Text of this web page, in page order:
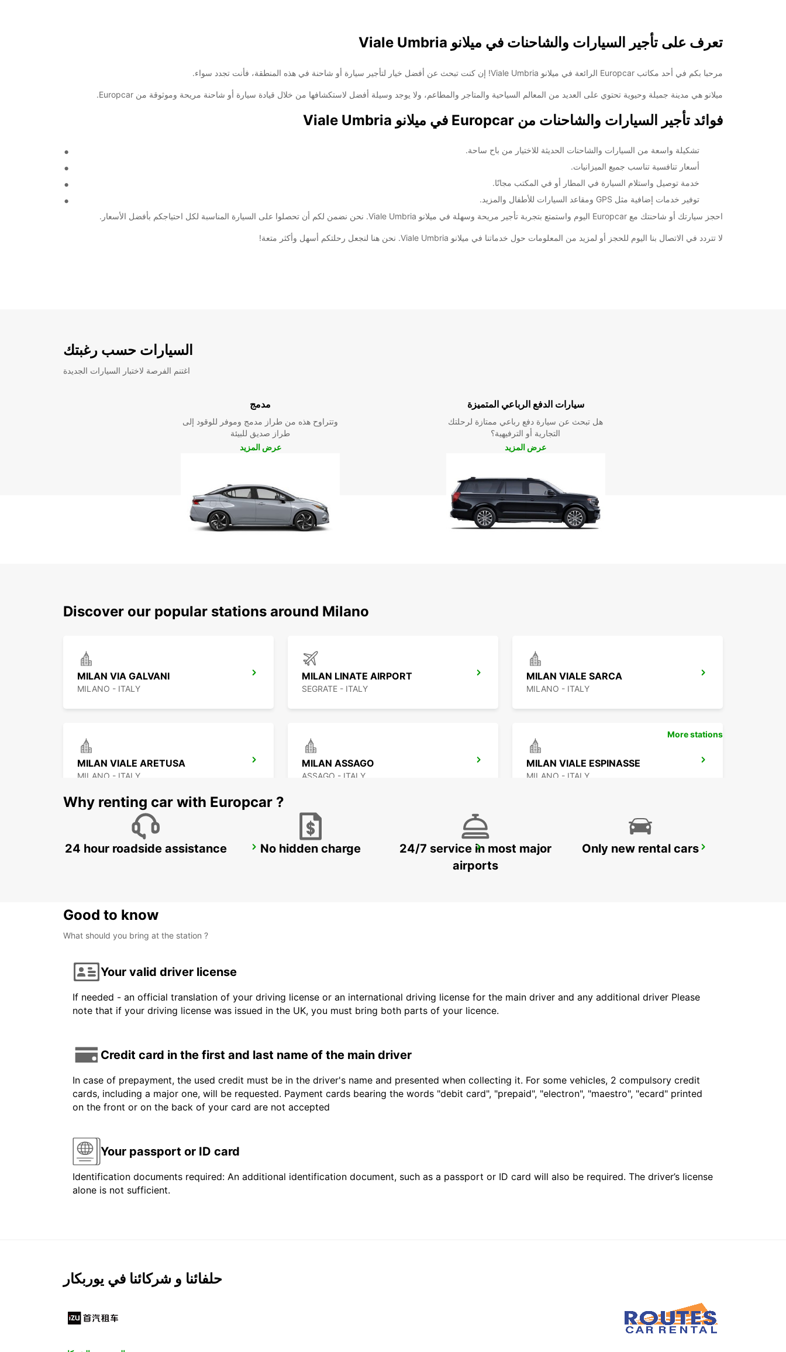
12:31 - 14:29*
18:01 - 18:30*
08:30 - 12:00
08:00 - 08:29*
الأحد:
مغلق
*برسوم إضافية
These opening hours may vary due to public holidays.
+39 (02) 54123371
خط سير الرحلة
تعرف على تأجير السيارات والشاحنات في ميلانو Viale Umbria
مرحبا بكم في أحد مكاتب Europcar الرائعة في ميلانو Viale Umbria! إن كنت تبحث عن أفضل خيار لتأجير سيارة أو شاحنة في هذه المنطقة، فأنت تجدد سواء.
ميلانو هي مدينة جميلة وحيوية تحتوي على العديد من المعالم السياحية والمتاجر والمطاعم، ولا يوجد وسيلة أفضل لاستكشافها من خلال قيادة سيارة أو شاحنة مريحة وموثوقة من Europcar.
فوائد تأجير السيارات والشاحنات من Europcar في ميلانو Viale Umbria
تشكيلة واسعة من السيارات والشاحنات الحديثة للاختيار من باح ساحة.
أسعار تنافسية تناسب جميع الميزانيات.
خدمة توصيل واستلام السيارة في المطار أو في المكتب مجانًا.
توفير خدمات إضافية مثل GPS ومقاعد السيارات للأطفال والمزيد.
احجز سيارتك أو شاحنتك مع Europcar اليوم واستمتع بتجربة تأجير مريحة وسهلة في ميلانو Viale Umbria. نحن نضمن لكم أن تحصلوا على السيارة المناسبة لكل احتياجكم بأفضل الأسعار.
لا تتردد في الاتصال بنا اليوم للحجز أو لمزيد من المعلومات حول خدماتنا في ميلانو Viale Umbria. نحن هنا لنجعل رحلتكم أسهل وأكثر متعة!
السيارات حسب رغبتك
اغتنم الفرصة لاختبار السيارات الجديدة
مدمج
وتتراوح هذه من طراز مدمج وموفر للوقود إلى
طراز صديق للبيئة
عرض المزيد
سيارات الدفع الرباعي المتميزة
هل تبحث عن سيارة دفع رباعي ممتازة لرحلتك
التجارية أو الترفيهية؟
عرض المزيد
Discover our popular stations around Milano
MILAN VIA GALVANI
MILANO - ITALY
MILAN LINATE AIRPORT
SEGRATE - ITALY
MILAN VIALE SARCA
MILANO - ITALY
MILAN VIALE ARETUSA
MILANO - ITALY
MILAN ASSAGO
ASSAGO - ITALY
MILAN VIALE ESPINASSE
MILANO - ITALY
MONZA LODI PAVIA
More stations
Why renting car with Europcar ?
24 hour roadside assistance No hidden charge
24/7 service in most major
airports
Only new rental cars
Good to know
What should you bring at the station ?
Your valid driver license
If needed - an official translation of your driving license or an international driving license for the main driver and any additional driver Please
note that if your driving license was issued in the UK, you must bring both parts of your licence.
Credit card in the first and last name of the main driver
In case of prepayment, the used credit must be in the driver's name and presented when collecting it. For some vehicles, 2 compulsory credit
cards, including a major one, will be requested. Payment cards bearing the words "debit card", "prepaid", "electron", "maestro", "ecard" printed
on the front or on the back of your card are not accepted
Your passport or ID card
Identification documents required: An additional identification document, such as a passport or ID card will also be required. The driver’s license
alone is not sufficient.
حلفائنا و شركائنا في يوربكار